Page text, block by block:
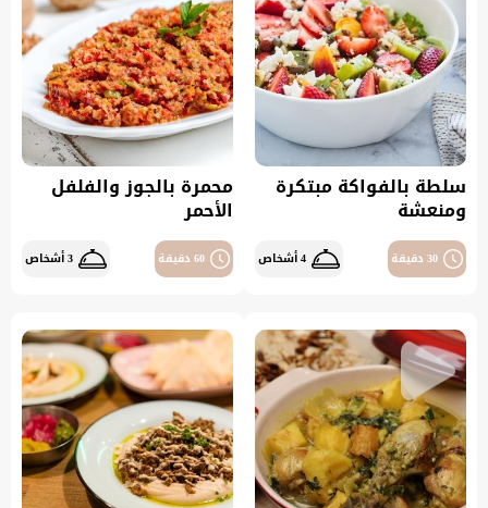
سلطة بالفواكة مبتكرة
ومنعشة
30 دقيقة 4 أشخاص
محمرة بالجوز والفلفل
الأحمر
60 دقيقة 3 أشخاص